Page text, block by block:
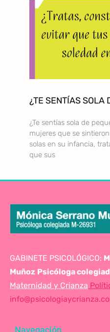
¿TE SENTÍAS SOLA
¿Te sentías sola de
mujeres que se
solas en su infancia,
que sus
GABINETE PSICOLÓGICO:
Muñoz Psicóloga
Maternidad y Crianza
Navegación